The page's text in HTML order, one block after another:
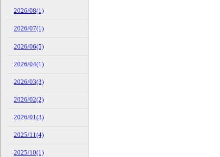
2026/08(1)
2026/07(1)
2026/06(5)
2026/04(1)
2026/03(3)
2026/02(2)
2026/01(3)
2025/11(4)
2025/10(1)